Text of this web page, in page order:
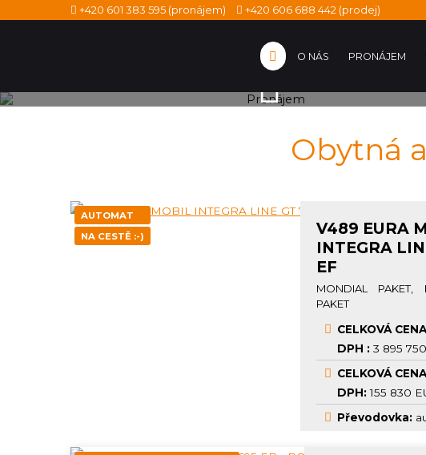
+420 601 383 595 (pronájem) +420 606 688 442 (prodej)
O NÁS PRONÁJEM
Obytná
AUTOMAT
NA CESTĚ :-)
V489 EURA
INTEGRA
EF
MONDIAL PAKET,
PAKET
CELKOVÁ
DPH : 3 895
CELKOVÁ
DPH: 155 830
Převodovka: